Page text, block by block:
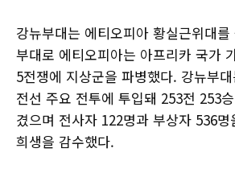
강뉴부대는 에티오피아 황실근위대
부대로 에티오피아는 아프리카 국가
5전쟁에 지상군을 파병했다. 강뉴부
전선 주요 전투에 투입돼 253전 253
겼으며 전사자 122명과 부상자 536
희생을 감수했다.